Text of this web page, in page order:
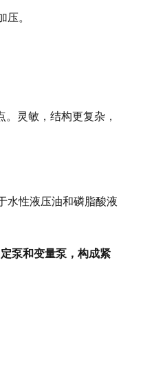
压。
灵敏，结构更复杂，
水性液压油和磷脂酸液
泵和变量泵，构成紧